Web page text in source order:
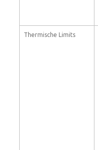
Thermische Limits